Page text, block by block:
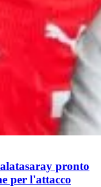
pronto
per l'attacco